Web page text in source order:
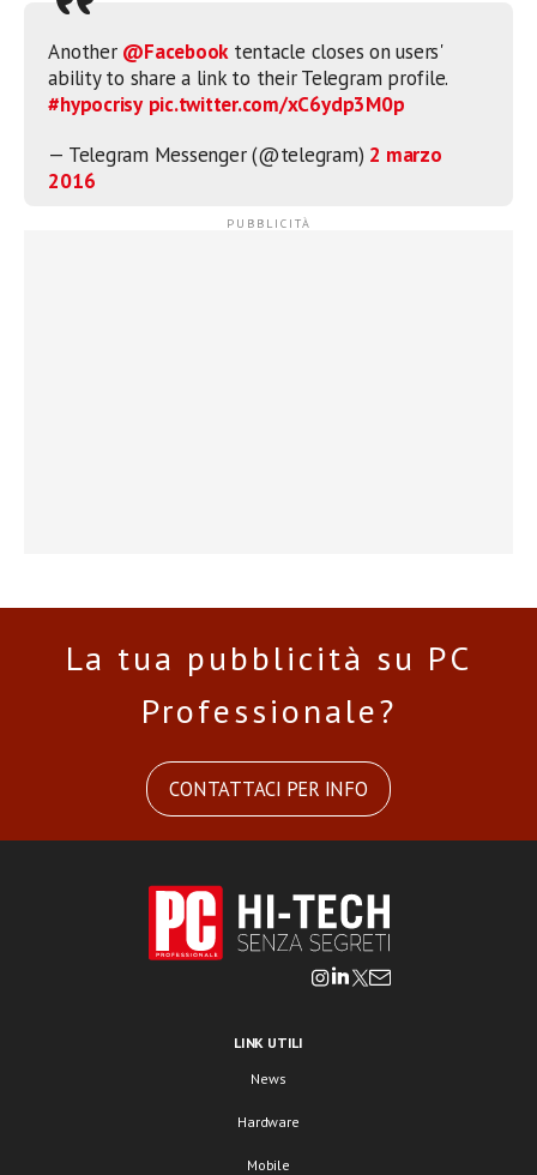
Another @Facebooktentacle closes on users'
ability to share a link to their Telegram profile.
#hypocrisy pic.twitter.com/xC6ydp3M0p
— Telegram Messenger (@telegram) 2 marzo
2016
La tua pubblicità su PC
Professionale?
CONTATTACI PER INFO
LINK UTILI
News
Hardware
Mobile